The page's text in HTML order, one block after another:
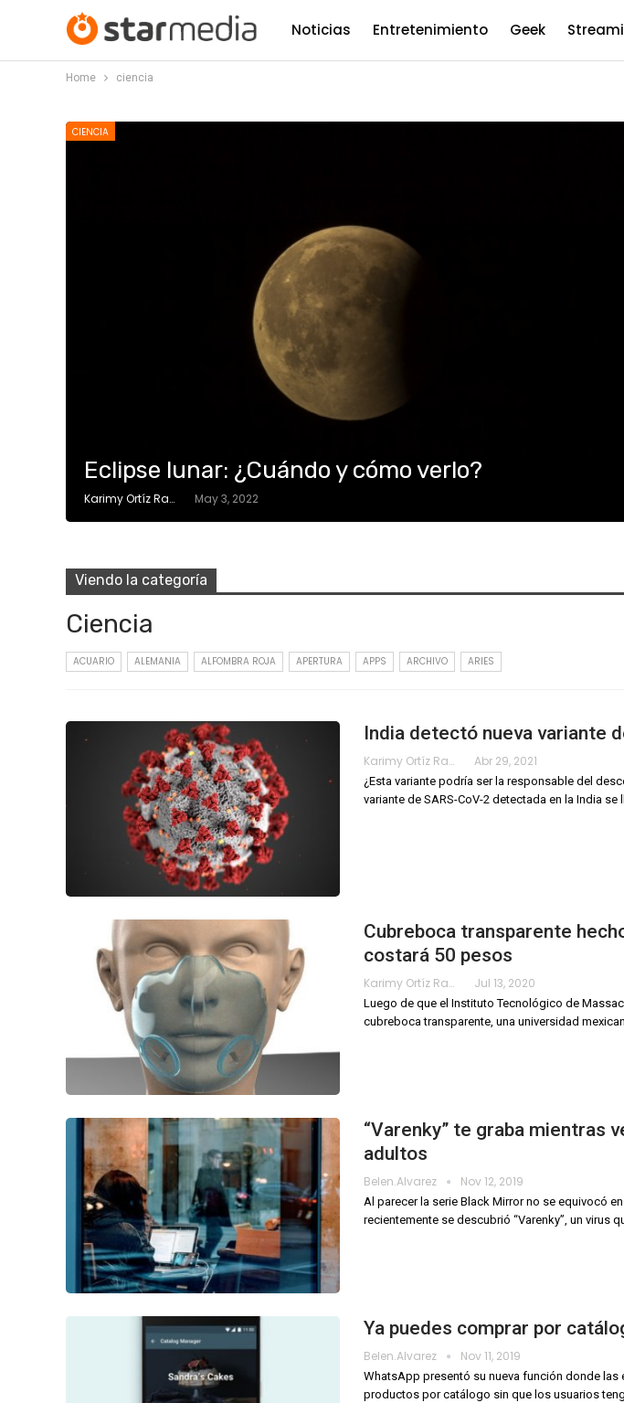
Noticias Entretenimiento Geek
Home ciencia
CIENCIA
Eclipse lunar: ¿Cuándo y cómo verlo?
Karimy Ortíz Ramos May 3, 2022
Viendo la categoría
Ciencia
ACUARIO ALEMANIA ALFOMBRA ROJA APERTURA APPS ARCHIVO ARIES
India detectó nueva variante
Karimy Ortíz Ramos Abr 29, 2021
¿Esta variante podría ser la responsable del
variante de SARS-CoV-2 detectada en la India se
Cubreboca transparente
costará 50 pesos
Karimy Ortíz Ramos Jul 13, 2020
Luego de que el Instituto Tecnológico de
cubreboca transparente, una universidad
“Varenky” te graba mientras
adultos
Belen.alvarez Nov 12, 2019
Al parecer la serie Black Mirror no se equivocó
recientemente se descubrió “Varenky”, un virus
Ya puedes comprar por
Belen.alvarez Nov 11, 2019
WhatsApp presentó su nueva función donde las
productos por catálogo sin que los usuarios